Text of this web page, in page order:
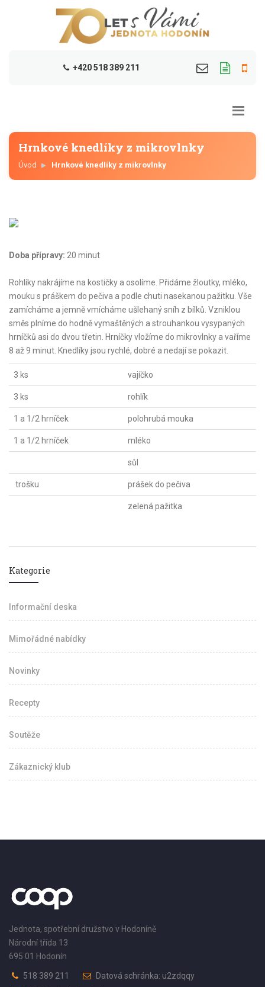
+420 518 389 211
Hrnkové knedlíky z mikrovlnky
Úvod Hrnkové knedlíky z mikrovlnky
Doba přípravy: 20 minut
Rohlíky nakrájíme na kostičky a osolíme. Přidáme žloutky, mléko,
mouku s práškem do pečiva a podle chuti nasekanou pažitku. Vše
zamícháme a jemně vmícháme ušlehaný sníh z bílků. Vzniklou
směs plníme do hodně vymaštěných a strouhankou vysypaných
hrníčků asi do dvou třetin. Hrníčky vložíme do mikrovlnky a vaříme
8 až 9 minut. Knedlíky jsou rychlé, dobré a nedají se pokazit.
3 ks vajíčko
3 ks rohlík
1 a 1/2 hrníček polohrubá mouka
1 a 1/2 hrníček mléko
sůl
trošku prášek do pečiva
zelená pažitka
Kategorie
Informační deska
Mimořádné nabídky
Novinky
Recepty
Soutěže
Zákaznický klub
Jednota, spotřební družstvo v Hodoníně
Národní třída 13
695 01 Hodonín
518 389 211
Datová schránka: u2zdqqy